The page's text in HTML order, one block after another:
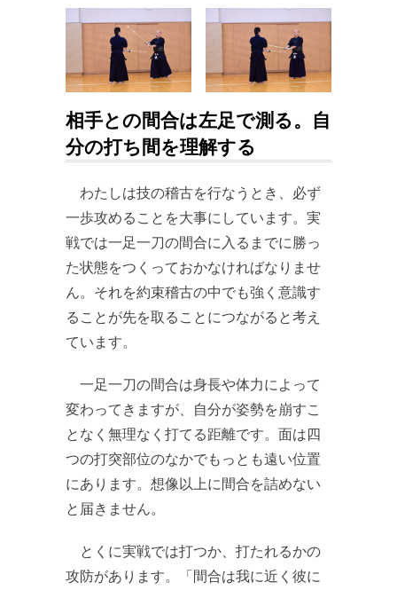
相手との間合は左足で測る。自
分の打ち間を理解する
わたしは技の稽古を行なうとき、必ず
一歩攻めることを大事にしています。実
戦では一足一刀の間合に入るまでに勝っ
た状態をつくっておかなければなりませ
ん。それを約束稽古の中でも強く意識す
ることが先を取ることにつながると考え
ています。
一足一刀の間合は身長や体力によって
変わってきますが、自分が姿勢を崩すこ
となく無理なく打てる距離です。面は四
つの打突部位のなかでもっとも遠い位置
にあります。想像以上に間合を詰めない
と届きません。
とくに実戦では打つか、打たれるかの
攻防があります。「間合は我に近く彼に